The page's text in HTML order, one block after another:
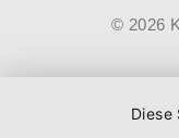
© 2026